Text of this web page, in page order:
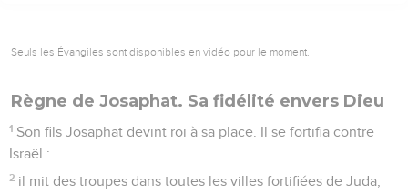
Seuls les Évangiles sont disponibles en vidéo pour le moment.
Règne de Josaphat. Sa fidélité envers Dieu
1 Son fils Josaphat devint roi à sa place. Il se fortifia contre
Israël :
2 il mit des troupes dans toutes les villes fortifiées de Juda,